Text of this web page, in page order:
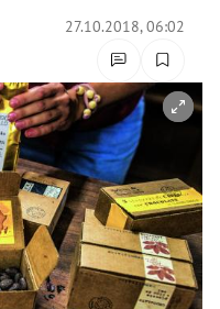
27.10.2018, 06:02